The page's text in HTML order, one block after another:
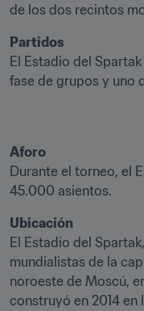
de los dos recintos
Partidos
El Estadio del
fase de grupos y uno
Aforo
Durante el torneo, el
45.000 asientos.
Ubicación
El Estadio del
mundialistas de la
noroeste de Moscú,
construyó en 2014 en